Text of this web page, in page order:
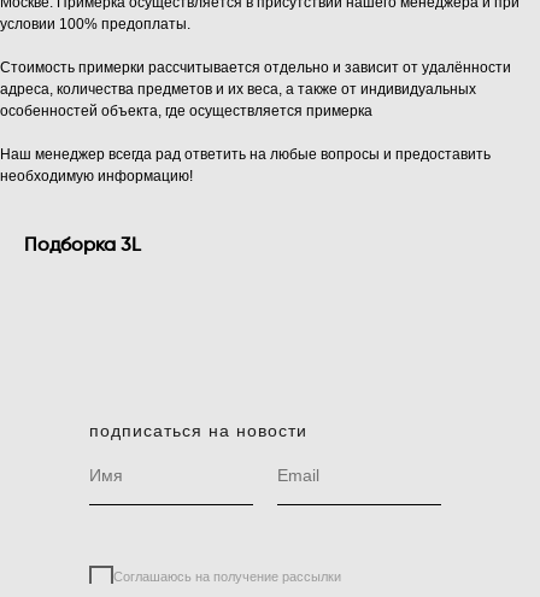
условии 100% предоплаты.
Стоимость примерки рассчитывается отдельно и зависит от удалённости
адреса, количества предметов и их веса, а также от индивидуальных
особенностей объекта, где осуществляется примерка
Наш менеджер всегда рад ответить на любые вопросы и предоставить
необходимую информацию!
Подборка 3L
подписаться на новости
Соглашаюсь на получение рассылки